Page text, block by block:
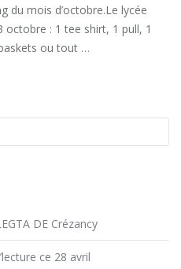
du mois d’octobre.Le lycée
: 1 tee shirt, 1 pull, 1
ou tout …
DE Crézancy
ce 28 avril